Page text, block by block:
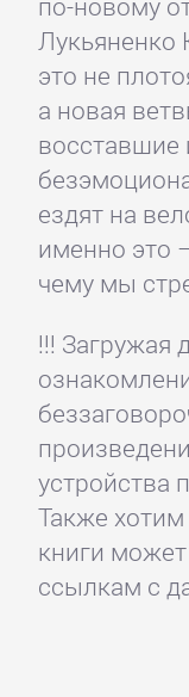
Лукьяненко
это не
а новая
ездят на
именно это
чему мы
!!! Загружая
устройства
Также хотим
книги
ссылкам с